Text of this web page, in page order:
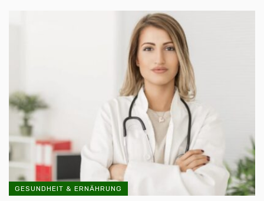
GESUNDHEIT & ERNÄHRUNG